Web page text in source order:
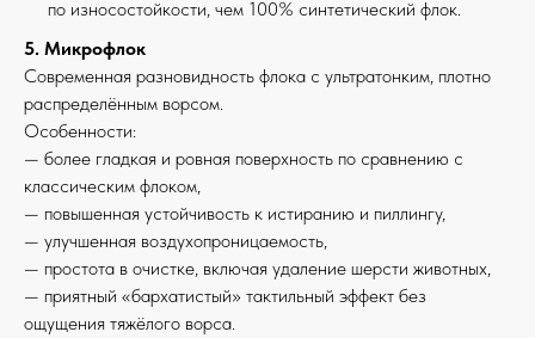
по износостойкости, чем 100% синтетический флок.
5. Микрофлок
Современная разновидность флока с ультратонким, плотно
распределённым ворсом.
Особенности:
— более гладкая и ровная поверхность по сравнению с
классическим флоком,
— повышенная устойчивость к истиранию и пиллингу,
— улучшенная воздухопроницаемость,
— простота в очистке, включая удаление шерсти животных,
— приятный «бархатистый» тактильный эффект без
ощущения тяжёлого ворса.